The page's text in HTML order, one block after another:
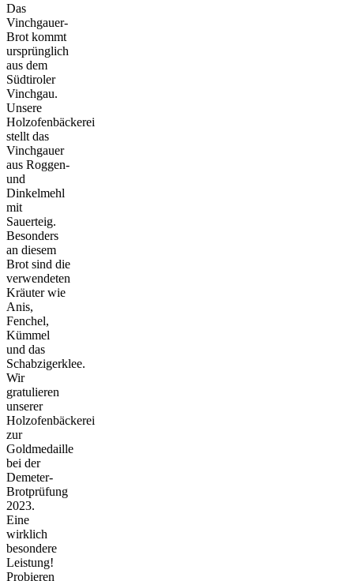
Das
Vinchgauer-
Brot kommt
ursprünglich
aus dem
Südtiroler
Vinchgau.
Unsere
Holzofenbäckerei
stellt das
Vinchgauer
aus Roggen-
und
Dinkelmehl
mit
Sauerteig.
Besonders
an diesem
Brot sind die
verwendeten
Kräuter wie
Anis,
Fenchel,
Kümmel
und das
Schabzigerklee.
Wir
gratulieren
unserer
Holzofenbäckerei
zur
Goldmedaille
bei der
Demeter-
Brotprüfung
2023.
Eine
wirklich
besondere
Leistung!
Probieren